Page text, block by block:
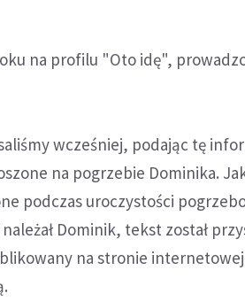
na profilu "Oto idę",
wcześniej, podając tę
na pogrzebie Dominika.
podczas uroczystości
Dominik, tekst został
na stronie